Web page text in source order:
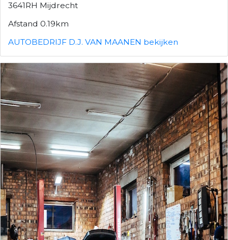
3641RH Mijdrecht
Afstand 0.19km
AUTOBEDRIJF D.J. VAN MAANEN bekijken